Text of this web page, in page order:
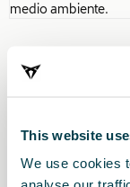
This website
We use cookies
medio ambiente.